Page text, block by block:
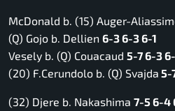
McDonald b. (15) Auger-
(Q) Gojo b. Dellien 6-3 6-3 6-1
Vesely b. (Q) Couacaud 5-7 6-3
(20) F.Cerundolo b. (Q) Svajda 5-
(32) Djere b. Nakashima 7-5 6-4